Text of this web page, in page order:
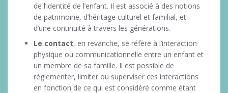
de l’identité de l’enfant. Il est associé à des notions
de patrimoine, d’héritage culturel et familial, et
d’une continuité à travers les générations.
Le contact, en revanche, se réfère à l’interaction
physique ou communicationnelle entre un enfant et
un membre de sa famille. Il est possible de
réglementer, limiter ou superviser ces interactions
en fonction de ce qui est considéré comme étant